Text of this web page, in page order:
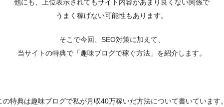
他にも、上位表示されてもサイト内容があまり良くない関係で
うまく稼げない可能性もあります。
そこで今回、SEO対策に加えて、
当サイトの特典で「趣味ブログで稼ぐ方法」を紹介します。
の特典は趣味ブログで私が月収40万稼いだ方法について書いています。